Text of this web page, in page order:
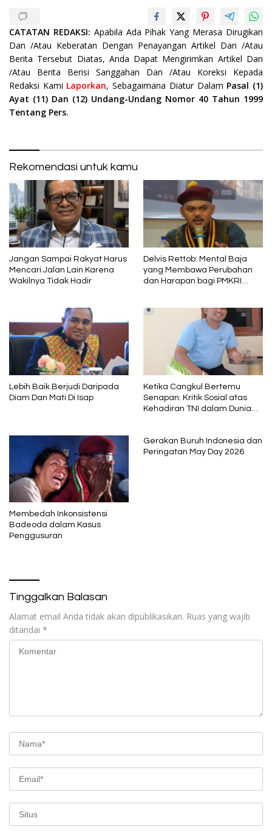
CATATAN REDAKSI: Apabila Ada Pihak Yang Merasa Dirugikan
Dan /Atau Keberatan Dengan Penayangan Artikel Dan /Atau
Berita Tersebut Diatas, Anda Dapat Mengirimkan Artikel Dan
/Atau Berita Berisi Sanggahan Dan /Atau Koreksi Kepada
Redaksi Kami Laporkan, Sebagaimana Diatur Dalam Pasal (1)
Ayat (11) Dan (12) Undang-Undang Nomor 40 Tahun 1999
Tentang Pers.
Rekomendasi untuk kamu
Jangan Sampai Rakyat Harus
Mencari Jalan Lain Karena
Wakilnya Tidak Hadir
Delvis Rettob: Mental Baja
yang Membawa Perubahan
dan Harapan bagi PMKRI
Lebih Baik Berjudi Daripada
Diam Dan Mati Di Isap
Ketika Cangkul Bertemu
Senapan: Kritik Sosial atas
Kehadiran TNI dalam Dunia
Membedah Inkonsistensi
Badeoda dalam Kasus
Penggusuran
Gerakan Buruh Indonesia dan
Peringatan May Day 2026
Tinggalkan Balasan
Alamat email Anda tidak akan dipublikasikan. Ruas yang wajib
ditandai *